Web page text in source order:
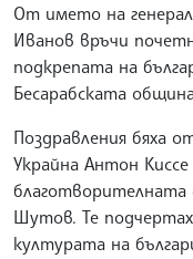
От името на
Иванов връчи
подкрепата на
Бесарабската
Поздравления бяха
Украйна Антон
благотворителната
Шутов. Те
културата на